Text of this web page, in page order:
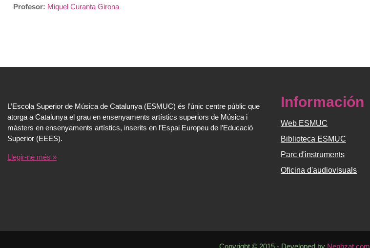
Profesor: Miquel Curanta Girona
L’Escola Superior de Música de Catalunya (ESMUC) és l’únic centre públic que
atorga a Catalunya el grau en ensenyaments artístics superiors de Música i
màsters en ensenyaments artístics, inserits en l’Espai Europeu de l’Educació
Superior (EEES).
Llegir-ne més »
Información
Web ESMUC
Biblioteca ESMUC
Parc d'instruments
Oficina d'audiovisuals
Copyright © 2015 - Developed by Nephzat.com